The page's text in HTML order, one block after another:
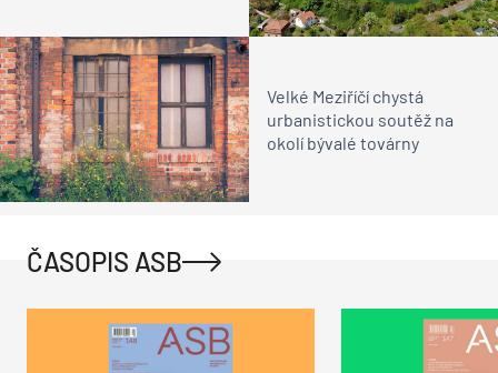
Velké Meziříčí chystá
urbanistickou soutěž na
okolí bývalé továrny
ČASOPIS ASB